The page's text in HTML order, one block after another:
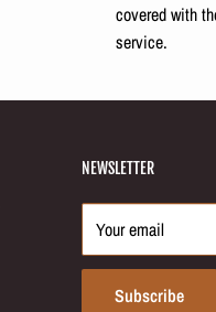
covered with
service.
NEWSLETTER
Your email
Subscribe